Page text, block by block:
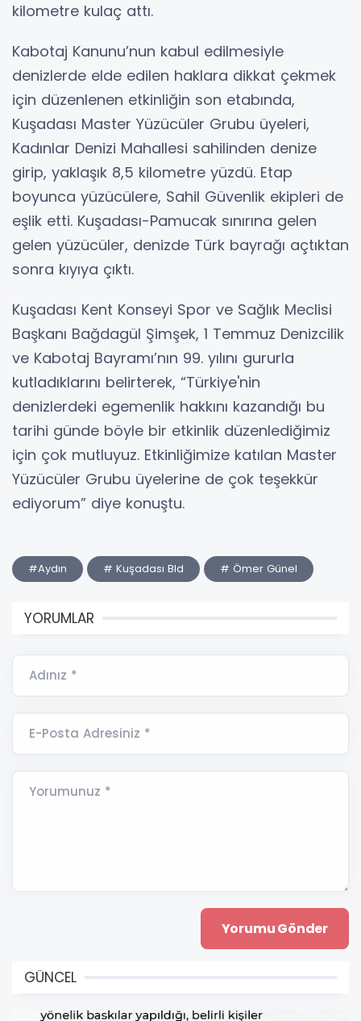
kilometre kulaç attı.
Kabotaj Kanunu’nun kabul edilmesiyle
denizlerde elde edilen haklara dikkat çekmek
için düzenlenen etkinliğin son etabında,
Kuşadası Master Yüzücüler Grubu üyeleri,
Kadınlar Denizi Mahallesi sahilinden denize
girip, yaklaşık 8,5 kilometre yüzdü. Etap
boyunca yüzücülere, Sahil Güvenlik ekipleri de
eşlik etti. Kuşadası-Pamucak sınırına gelen
gelen yüzücüler, denizde Türk bayrağı açtıktan
sonra kıyıya çıktı.
Kuşadası Kent Konseyi Spor ve Sağlık Meclisi
Başkanı Bağdagül Şimşek, 1 Temmuz Denizcilik
ve Kabotaj Bayramı’nın 99. yılını gururla
kutladıklarını belirterek, “Türkiye'nin
denizlerdeki egemenlik hakkını kazandığı bu
tarihi günde böyle bir etkinlik düzenlediğimiz
için çok mutluyuz. Etkinliğimize katılan Master
Yüzücüler Grubu üyelerine de çok teşekkür
ediyorum” diye konuştu.
#Aydın # Kuşadası Bld # Ömer Günel
YORUMLAR
Adınız *
E-Posta Adresiniz *
Yorumunuz *
GÜNCEL